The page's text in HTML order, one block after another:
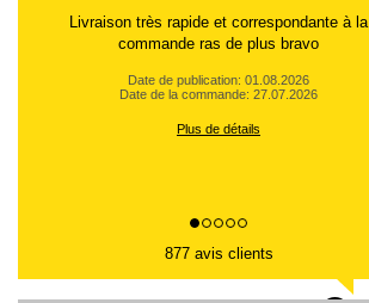
Livraison très rapide et correspondante à la
commande ras de plus bravo
Date de publication: 01.08.2026
Date de la commande: 27.07.2026
Plus de détails
877 avis clients